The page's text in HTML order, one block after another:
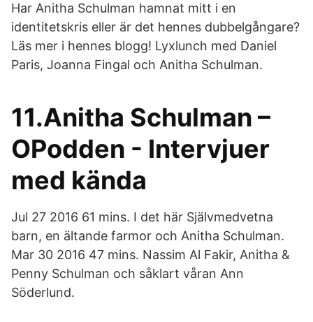
Har Anitha Schulman hamnat mitt i en
identitetskris eller är det hennes dubbelgångare?
Läs mer i hennes blogg! Lyxlunch med Daniel
Paris, Joanna Fingal och Anitha Schulman.
11.Anitha Schulman –
OPodden - Intervjuer
med kända
Jul 27 2016 61 mins. I det här Självmedvetna
barn, en ältande farmor och Anitha Schulman.
Mar 30 2016 47 mins. Nassim Al Fakir, Anitha &
Penny Schulman och såklart våran Ann
Söderlund.